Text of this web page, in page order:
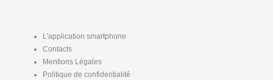
L'application smartphone
Contacts
Mentions Légales
Politique de confidentialité